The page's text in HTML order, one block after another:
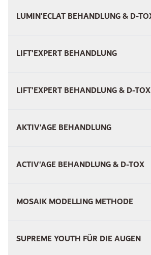
LUMIN'ECLAT BEHANDLUNG & D-
LIFT'EXPERT BEHANDLUNG
LIFT'EXPERT BEHANDLUNG & D-TOX
AKTIV'AGE BEHANDLUNG
ACTIV'AGE BEHANDLUNG & D-TOX
MOSAIK MODELLING METHODE
SUPREME YOUTH FÜR DIE AUGEN